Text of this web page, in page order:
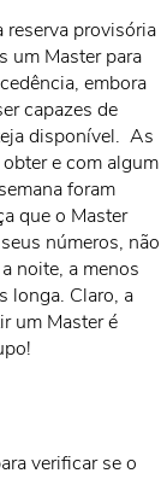
reserva provisória
um Master para
embora
capazes de
disponível. As
e com algum
foram
que o Master
números, não
noite, a menos
longa. Claro, a
um Master é
verificar se o